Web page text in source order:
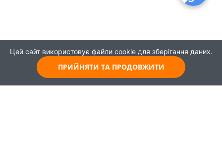
Цей сайт використовує файли cookie для зберігання даних.
ПРИЙНЯТИ ТА ПРОДОВЖИТИ